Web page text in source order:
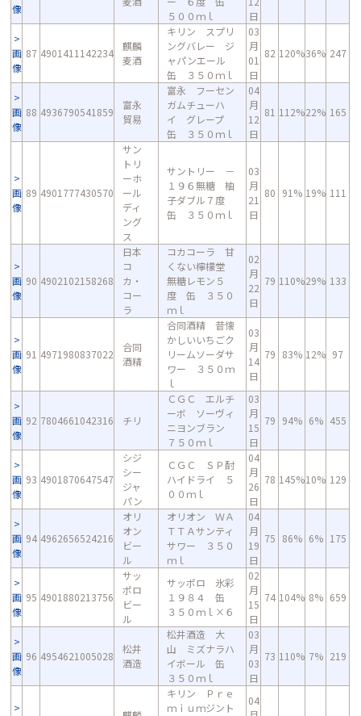
像
５００ｍｌ
日
画
像
87 4901411142234
麒麟
麦酒
キリン スプリ
ングバレー ジ
ャパンエール
缶 ３５０ｍｌ
03
月
01
日
82 120%36% 247
画
像
88 4936790541859
富永
貿易
富永 フーセン
ガムチューハ
イ グレープ
缶 ３５０ｍｌ
04
月
12
日
81 112%22% 165
画
像
89 4901777430570
サン
トリ
ーホ
ール
ディ
ング
ス
サントリー －
１９６無糖 柚
子ダブル７度
缶 ３５０ｍｌ
03
月
21
日
80 91% 19% 111
画
像
90 4902102158268
日本
コ
カ・
コー
ラ
コカコーラ 甘
くない檸檬堂
無糖レモン５
度 缶 ３５０
ｍｌ
02
月
22
日
79 110%29% 133
画
像
91 4971980837022
合同
酒精
合同酒精 昔懐
かしいいちごク
リームソーダサ
ワー ３５０ｍ
ｌ
03
月
14
日
79 83% 12% 97
画
像
92 7804661042316 チリ
ＣＧＣ エルチ
ーボ ソーヴィ
ニヨンブラン
７５０ｍｌ
03
月
15
日
79 94% 6% 455
画
像
93 4901870647547
シジ
シー
ジャ
パン
ＣＧＣ ＳＰ酎
ハイドライ ５
００ｍｌ
04
月
26
日
78 145%10% 129
画
像
94 4962656524216
オリ
オン
ビー
ル
オリオン ＷＡ
ＴＴＡサンティ
サワー ３５０
ｍｌ
04
月
19
日
75 86% 6% 175
画
像
95 4901880213756
サッ
ポロ
ビー
ル
サッポロ 氷彩
１９８４ 缶
３５０ｍｌ×６
02
月
15
日
74 104% 8% 659
画
像
96 4954621005028
松井
酒造
松井酒造 大
山 ミズナラハ
イボール 缶
３５０ｍｌ
03
月
03
日
73 110% 7% 219
キリン Ｐｒｅ
ｍｉｕｍジント
04